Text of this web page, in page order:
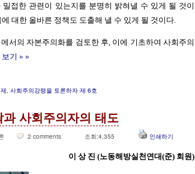
접한 관련이 있는지를 분명히 밝혀낼 수 있게 될 것이
대한 올바른 정책도 도출해 낼 수 있게 될 것이다.
서의 자본주의화를 검토한 후, 이에 기초하여 사회주의
기 » »
, 사회주의강령을 토론하자 제 6호
사회주의자의 태도
2 comments 조회:4,355 인쇄하기
이 상 진 (노동해방실천연대(준) 회원)